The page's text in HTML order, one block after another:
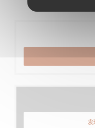
发